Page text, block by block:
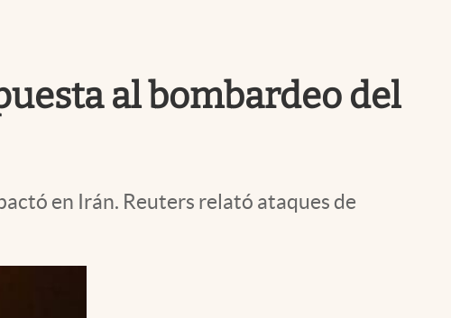
al bombardeo del
en Irán. Reuters relató ataques de